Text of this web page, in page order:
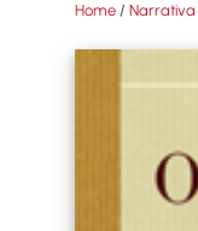
Home / Narrativa